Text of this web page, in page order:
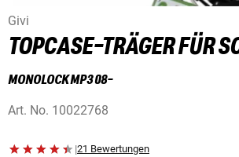
Givi
TOPCASE-TRÄGER FÜR
MONOLOCK MP3 08-
Art. No. 10022768
|21 Bewertungen